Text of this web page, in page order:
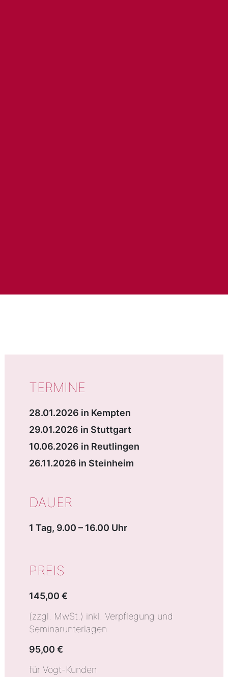
TERMINE
28.01.2026 in Kempten
29.01.2026 in Stuttgart
10.06.2026 in Reutlingen
26.11.2026 in Steinheim
DAUER
1 Tag, 9.00 – 16.00 Uhr
PREIS
145,00 €
(zzgl. MwSt.) inkl. Verpflegung und
Seminarunterlagen
95,00 €
für Vogt-Kunden